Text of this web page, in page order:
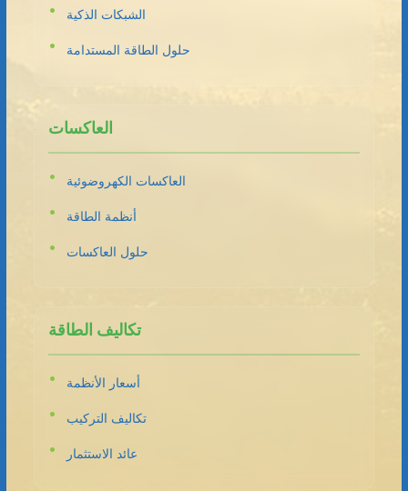
الشبكات الذكية
حلول الطاقة المستدامة
العاكسات
العاكسات الكهروضوئية
أنظمة الطاقة
حلول العاكسات
تكاليف الطاقة
أسعار الأنظمة
تكاليف التركيب
عائد الاستثمار